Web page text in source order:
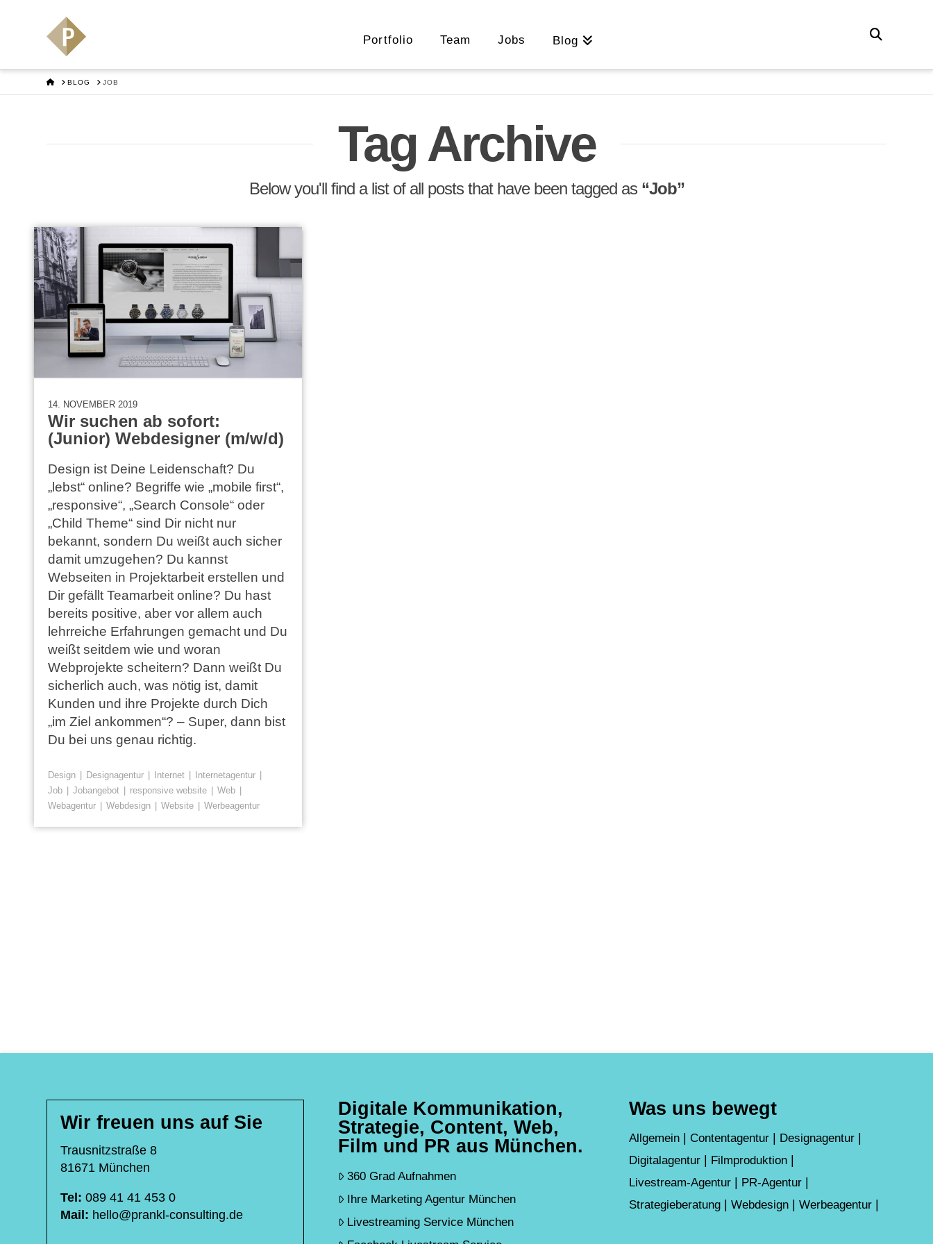
Portfolio Team Jobs Blog
HOMEBLOG JOB
Tag Archive
Below you'll find a list of all posts that have been tagged as “Job”
14. NOVEMBER 2019
Wir suchen ab sofort:
(Junior) Webdesigner (m/w/d)
Design ist Deine Leidenschaft? Du
„lebst“ online? Begriffe wie „mobile first“,
„responsive“, „Search Console“ oder
„Child Theme“ sind Dir nicht nur
bekannt, sondern Du weißt auch sicher
damit umzugehen? Du kannst
Webseiten in Projektarbeit erstellen und
Dir gefällt Teamarbeit online? Du hast
bereits positive, aber vor allem auch
lehrreiche Erfahrungen gemacht und Du
weißt seitdem wie und woran
Webprojekte scheitern? Dann weißt Du
sicherlich auch, was nötig ist, damit
Kunden und ihre Projekte durch Dich
„im Ziel ankommen“? – Super, dann bist
Du bei uns genau richtig.
Design Designagentur Internet
Internetagentur
Job
Jobangebot responsive website
Web
Webagentur
Webdesign Website Werbeagentur
Wir freuen uns auf Sie
Trausnitzstraße 8
81671 München
Tel:089 41 41 453 0
Mail: hello@prankl-consulting.de
Digitale Kommunikation,
Strategie, Content, Web,
Film und PR aus München.
360 Grad Aufnahmen
Ihre Marketing Agentur München
Livestreaming Service München
Was uns bewegt
Allgemein Contentagentur
Designagentur
Digitalagentur
Filmproduktion
Livestream-Agentur
PR-Agentur
Strategieberatung
Webdesign Werbeagentur